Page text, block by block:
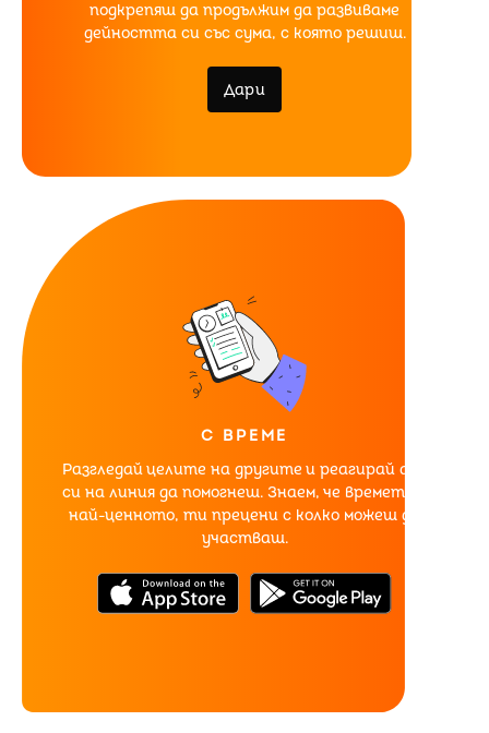
подкрепяш да продължим да развиваме
дейността си със сума, с която решиш.
Дари
С ВРЕМЕ
Разгледай целите на другите и реагирай ако
си на линия да помогнеш. Знаем, че времето е
най-ценното, ти прецени с колко можеш да
участваш.